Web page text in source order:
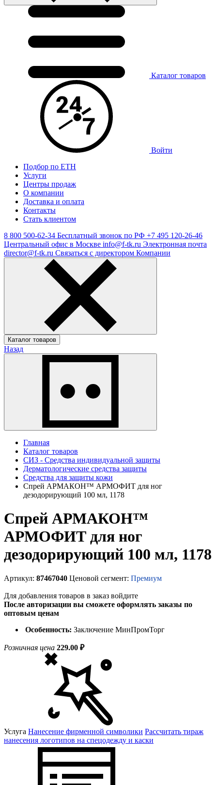
Каталог товаров
Войти
Подбор по ЕТН
Услуги
Центры продаж
О компании
Доставка и оплата
Контакты
Стать клиентом
8 800 500-62-34 Бесплатный звонок по РФ +7 495 120-26-46
Центральный офис в Москве info@f-tk.ru Электронная почта
director@f-tk.ru Связаться с директором Компании
Каталог товаров
Назад
Главная
Каталог товаров
СИЗ - Средства индивидуальной защиты
Дерматологические средства защиты
Средства для защиты кожи
Спрей АРМАКОН™ АРМОФИТ для ног
дезодорирующий 100 мл, 1178
Спрей АРМАКОН™
АРМОФИТ для ног
дезодорирующий 100 мл, 1178
Артикул: 87467040 Ценовой сегмент: Премиум
Для добавления товаров в заказ войдите
После авторизации вы сможете оформлять заказы по
оптовым ценам
Особенность: Заключение МинПромТорг
Розничная цена 229.00 ₽
Услуга Нанесение фирменной символики Рассчитать тираж
нанесения логотипов на спецодежду и каски